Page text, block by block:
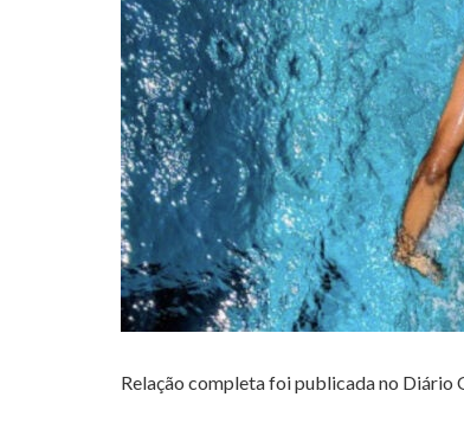
Relação completa foi publicada no Diário